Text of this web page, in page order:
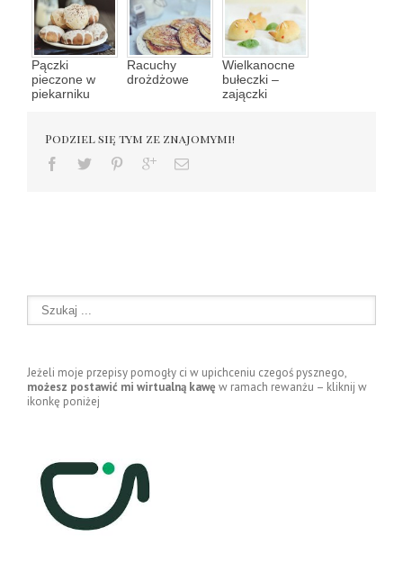
Pączki
pieczone w
piekarniku
Racuchy
drożdżowe
Wielkanocne
bułeczki –
zajączki
Podziel się tym ze znajomymi!
Jeżeli moje przepisy pomogły ci w upichceniu czegoś pysznego,
możesz postawić mi wirtualną kawę w ramach rewanżu – kliknij w
ikonkę poniżej